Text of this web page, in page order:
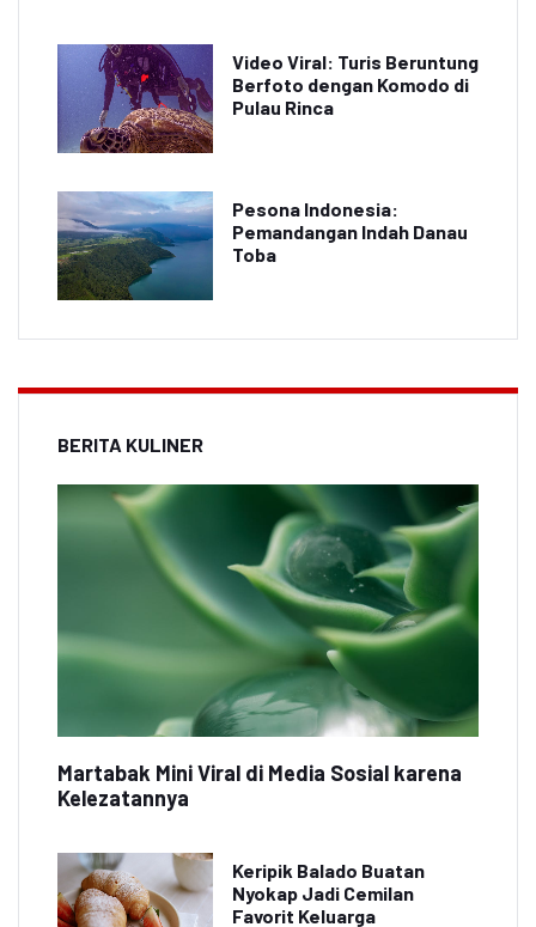
Video Viral: Turis Beruntung
Berfoto dengan Komodo di
Pulau Rinca
Pesona Indonesia:
Pemandangan Indah Danau
Toba
BERITA KULINER
Martabak Mini Viral di Media Sosial karena
Kelezatannya
Keripik Balado Buatan
Nyokap Jadi Cemilan
Favorit Keluarga